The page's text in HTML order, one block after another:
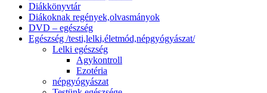
Diákkönyvtár
Diákoknak regények,olvasmányok
DVD – egészség
Egészség /testi,lelki,életmód,népgyógyászat/
Lelki egészség
Agykontroll
Ezotéria
népgyógyászat